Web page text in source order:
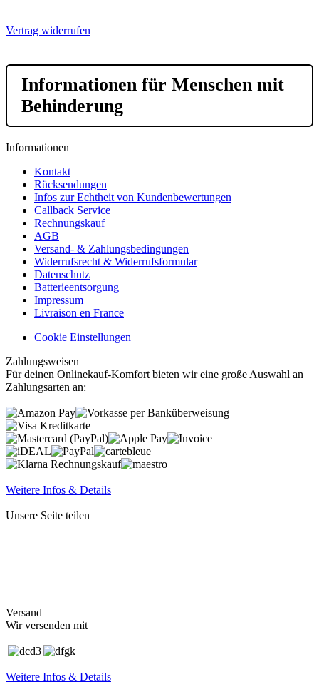
Vertrag widerrufen
Informationen für Menschen mit
Behinderung
Informationen
Kontakt
Rücksendungen
Infos zur Echtheit von Kundenbewertungen
Callback Service
Rechnungskauf
AGB
Versand- & Zahlungsbedingungen
Widerrufsrecht & Widerrufsformular
Datenschutz
Batterieentsorgung
Impressum
Livraison en France
Cookie Einstellungen
Zahlungsweisen
Für deinen Onlinekauf-Komfort bieten wir eine große Auswahl an
Zahlungsarten an:
Weitere Infos & Details
Unsere Seite teilen
Versand
Wir versenden mit
Weitere Infos & Details